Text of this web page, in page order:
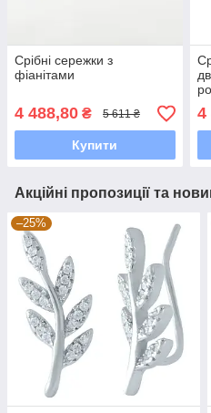
Срібні сережки з
фіанітами
4 488,80 ₴ 5 611 ₴
Купити
4
Акційні пропозиції та
–25%